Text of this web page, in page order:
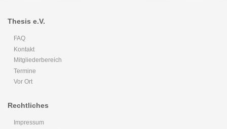
Thesis e.V.
FAQ
Kontakt
Mitgliederbereich
Termine
Vor Ort
Rechtliches
Impressum